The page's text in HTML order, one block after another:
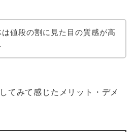
は値段の割に見た目の質感が高
てみて感じたメリット・デメ